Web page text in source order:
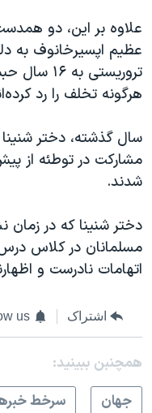
علاوه بر این، دو
عظیم اپسیرخانوف به
هرگونه تخلف را رد
سال گذشته، دختر
مشارکت در توطئه از
شدند.
دختر شنینا که در زمان
مسلمانان در کلاس
اتهامات نادرست و
اشتراک us
همچنبن ببینید:
جهان
سرخط